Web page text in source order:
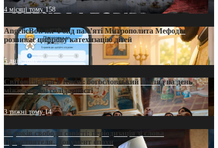
4 місяці тому158
AngelicBot: як Фонд пам’яті Митрополита Мефодія
розвиває цифрову катехизацію дітей
5 днів тому7
Світові лідери в Києві: богословський погляд на день
міжнародної солідарності
3 тижні тому14
35 років свободи совісті: періодизація зі слова
Предстоятеля. Документ епохи